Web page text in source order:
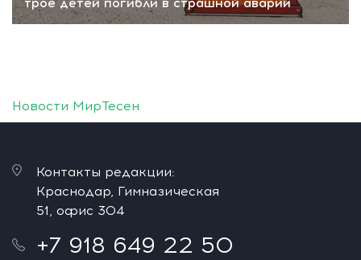
Новости МирТесен
Контакты редакции:
Краснодар, Гимназическая
51, офис 304
+7 918 649 22 50